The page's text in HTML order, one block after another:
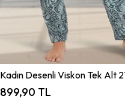
899,90 TL